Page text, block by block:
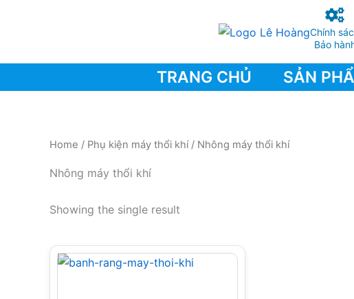
Chính
Bảo
TRANG CHỦ SẢN
Home / Phụ kiện máy thổi khí/ Nhông máy thổi khí
Nhông máy thổi khí
Showing the single result